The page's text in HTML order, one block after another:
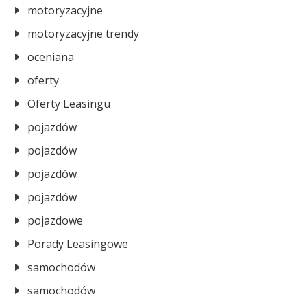
motoryzacyjne
motoryzacyjne trendy
oceniana
oferty
Oferty Leasingu
pojazdów
pojazdów
pojazdów
pojazdów
pojazdowe
Porady Leasingowe
samochodów
samochodów